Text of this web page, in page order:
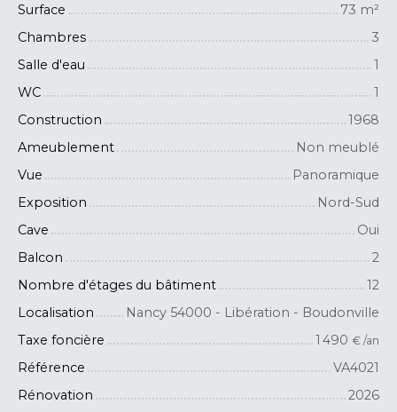
Surface
73 m²
Chambres
3
Salle d'eau
1
WC
1
Construction
1968
Ameublement
Non meublé
Vue
Panoramique
Exposition
Nord-Sud
Cave
Oui
Balcon
2
Nombre d'étages du bâtiment
12
Localisation
Nancy 54000 - Libération - Boudonville
Taxe foncière
1 490 € /an
Référence
VA4021
Rénovation
2026